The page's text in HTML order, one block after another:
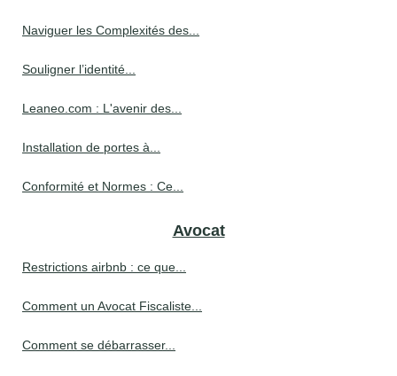
Naviguer les Complexités des...
Souligner l’identité...
Leaneo.com : L'avenir des...
Installation de portes à...
Conformité et Normes : Ce...
Avocat
Restrictions airbnb : ce que...
Comment un Avocat Fiscaliste...
Comment se débarrasser...